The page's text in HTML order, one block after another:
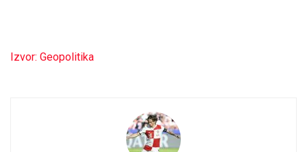
Izvor: Geopolitika